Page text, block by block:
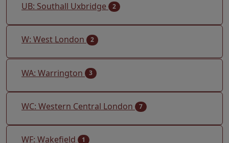
UB: Southall Uxbridge 2
W: West London 2
WA: Warrington 3
WC: Western Central London 7
WF: Wakefield 1